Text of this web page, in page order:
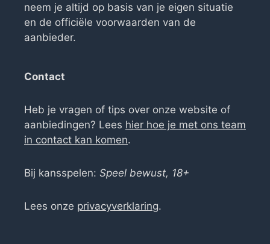
neem je altijd op basis van je eigen situatie
en de officiële voorwaarden van de
aanbieder.
Contact
Heb je vragen of tips over onze website of
aanbiedingen? Lees hier hoe je met ons team
in contact kan komen.
Bij kansspelen: Speel bewust, 18+
Lees onze privacyverklaring.